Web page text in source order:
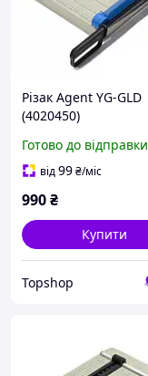
Різак Agent YG-GLD
(4020450)
Готово до відправки
від99₴/міс
990₴
Купити
Topshop